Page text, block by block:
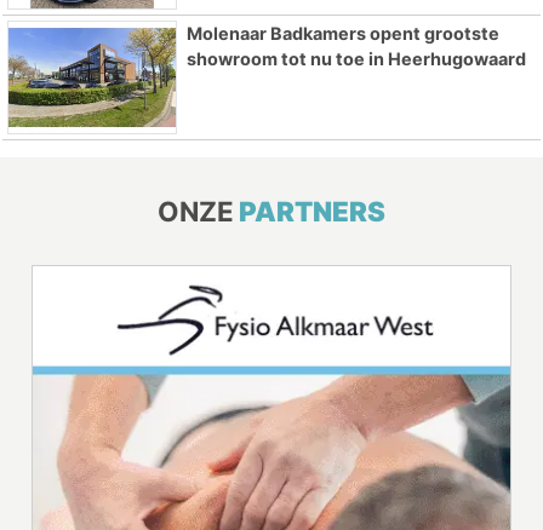
Molenaar Badkamers opent grootste
showroom tot nu toe in Heerhugowaard
ONZE PARTNERS